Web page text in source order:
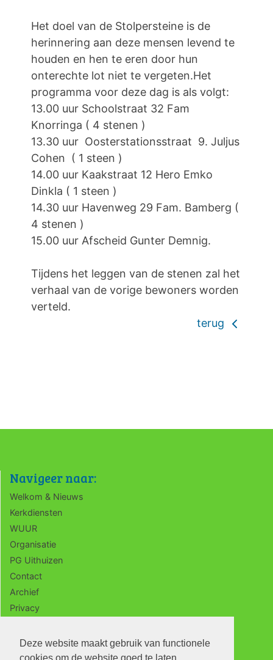
Deze website maakt gebruik van functionele
cookies om de website goed te laten
Het doel van de Stolpersteine is de
herinnering aan deze mensen levend te
houden en hen te eren door hun
onterechte lot niet te vergeten.Het
programma voor deze dag is als volgt:
13.00 uur Schoolstraat 32 Fam
Knorringa ( 4 stenen )
13.30 uur Oosterstationsstraat 9. Juljus
Cohen ( 1 steen )
14.00 uur Kaakstraat 12 Hero Emko
Dinkla ( 1 steen )
14.30 uur Havenweg 29 Fam. Bamberg (
4 stenen )
15.00 uur Afscheid Gunter Demnig.
Tijdens het leggen van de stenen zal het
verhaal van de vorige bewoners worden
verteld.
terug
Navigeer naar:
Welkom & Nieuws
Kerkdiensten
WUUR
Organisatie
PG Uithuizen
Contact
Archief
Privacy